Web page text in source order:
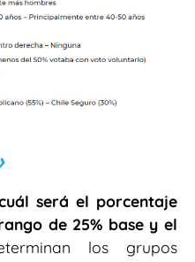
será el porcentaje
de 25% base y el
los grupos